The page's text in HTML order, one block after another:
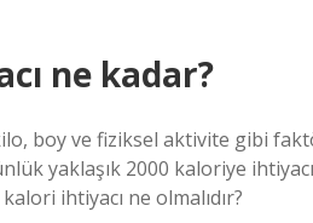
ne kadar?
boy ve fiziksel aktivite gibi
yaklaşık 2000 kaloriye
ihtiyacı ne olmalıdır?